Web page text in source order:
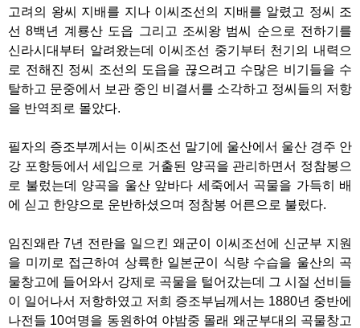
고려의 왕씨 지배를 지나 이씨조선의 지배를 알렸고 정씨 조
선 8백년 계룡산 도읍 그리고 조씨왕 범씨 순으로 전하기를
신라시대부터 알려왔는데 이씨조선 중기부터 천기의 내력으
로 전해진 정씨 조선의 도읍을 끊으려고 수많은 비기들을 수
탈하고 문중에서 보관 중인 비결서를 소각하고 정씨들의 저항
을 반역죄로 몰았다.
필자의 증조부께서는 이씨조선 말기에 울산에서 울산 경주 안
강 포항등에서 세입으로 거출된 양곡을 관리하면서 정참봉으
로 불렀는데 양곡을 울산 앞바다 세죽에서 곡물을 가득히 배
에 싣고 한양으로 운반하셨으며 정참봉 어른으로 불렀다.
임진왜란 7년 전란을 일으킨 왜군이 이씨조선에 신군부 지원
을 미끼로 접근하여 상륙한 일본군이 식량 수습을 울산의 곡
물창고에 들어와서 강제로 곡물을 털어갔는데 그 시절 선비들
이 일어나서 저항하였고 저희 증조부님께서는 1880년 중반에
나전들 10여명을 동원하여 야밤중 몰래 왜군부대의 곡물창고